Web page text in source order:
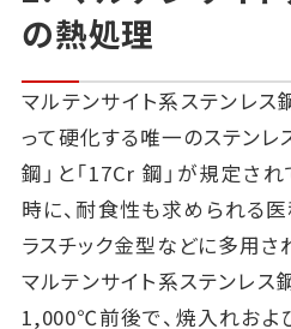
の熱処理
マルテンサイト系ステンレス
って硬化する唯一のステンレ
鋼」と「17Cr 鋼」が規定さ
時に、耐食性も求められる
ラスチック金型などに多用さ
マルテンサイト系ステンレ
1,000℃前後で、焼入れおよ